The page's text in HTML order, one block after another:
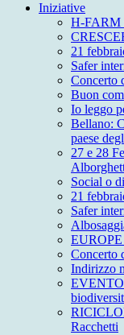
Iniziative
H-FARM
21
Safer
Concerto
Buon
Io leggo
Bellano:
paese
27 e 28
Social o
21
Safer
Concerto
Indirizzo
EVENTO
Racchetti